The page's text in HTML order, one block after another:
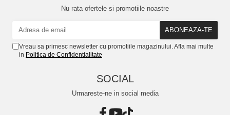
Nu rata ofertele si promotiile noastre
Vreau sa primesc newsletter cu promotiile magazinului. Afla mai multe
in Politica de Confidentialitate
SOCIAL
Urmareste-ne in social media